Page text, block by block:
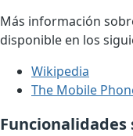
Más información
disponible en los
Wikipedia
The Mobile